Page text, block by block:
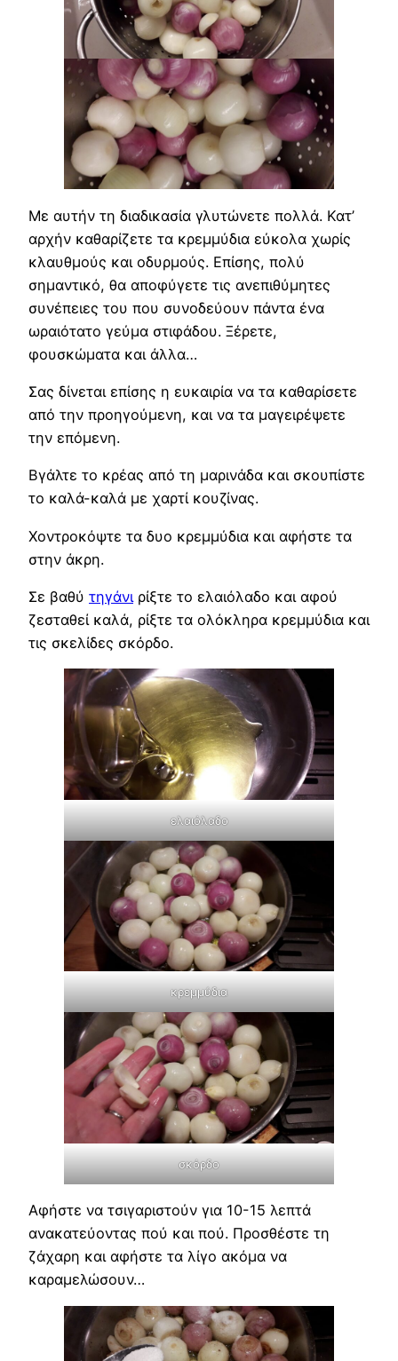
Με αυτήν τη διαδικασία γλυτώνετε πολλά. Κατ’
αρχήν καθαρίζετε τα κρεμμύδια εύκολα χωρίς
κλαυθμούς και οδυρμούς. Επίσης, πολύ
σημαντικό, θα αποφύγετε τις ανεπιθύμητες
συνέπειες του που συνοδεύουν πάντα ένα
ωραιότατο γεύμα στιφάδου. Ξέρετε,
φουσκώματα και άλλα…
Σας δίνεται επίσης η ευκαιρία να τα καθαρίσετε
από την προηγούμενη, και να τα μαγειρέψετε
την επόμενη.
Βγάλτε το κρέας από τη μαρινάδα και σκουπίστε
το καλά-καλά με χαρτί κουζίνας.
Χοντροκόψτε τα δυο κρεμμύδια και αφήστε τα
στην άκρη.
Σε βαθύ τηγάνι ρίξτε το ελαιόλαδο και αφού
ζεσταθεί καλά, ρίξτε τα ολόκληρα κρεμμύδια και
τις σκελίδες σκόρδο.
ελαιόλαδο
κρεμμύδια
σκόρδο
Αφήστε να τσιγαριστούν για 10-15 λεπτά
ανακατεύοντας πού και πού. Προσθέστε τη
ζάχαρη και αφήστε τα λίγο ακόμα να
καραμελώσουν…